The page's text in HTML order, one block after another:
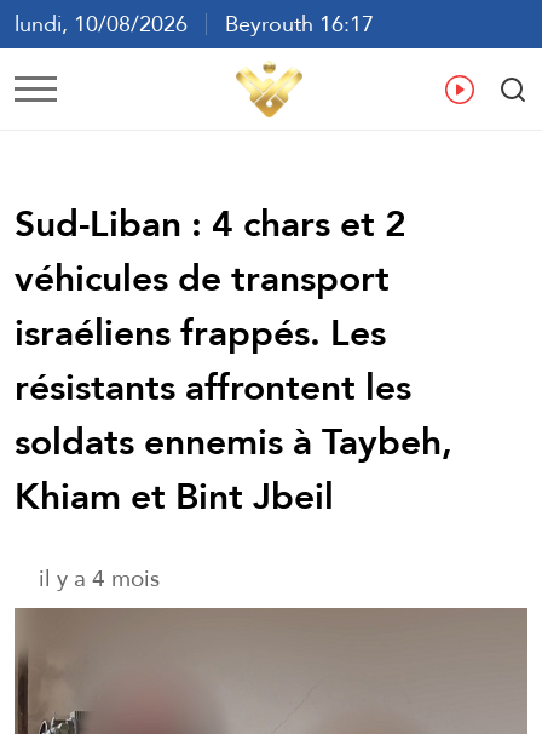
lundi, 10/08/2026
Beyrouth 16:17
ع
Sud-Liban : 4 chars et 2
véhicules de transport
israéliens frappés. Les
résistants affrontent les
soldats ennemis à Taybeh,
Khiam et Bint Jbeil
il y a 4 mois